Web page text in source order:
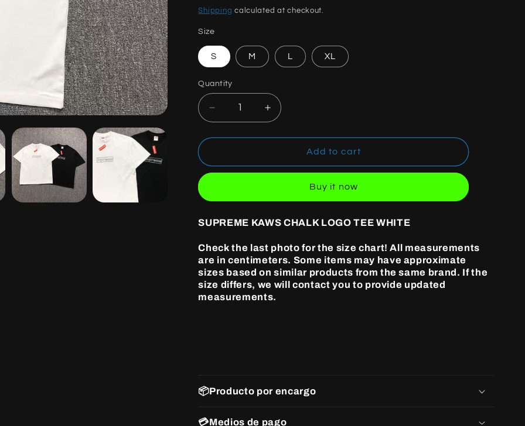
Shipping calculated at checkout.
Size
S M L XL
Quantity
Quantity
Decrease
quantity
for
KAWS
TEE
WHITE
Increase
quantity
for
SUPREME
KAWS
TEE
WHITE
Add to cart
Buy it now
SUPREME KAWS CHALK LOGO TEE WHITE
Check the last photo for the size chart! All measurements
are in centimeters. Some items may have approximate
sizes based on similar products from the same brand. If the
size differs, we will contact you to provide updated
measurements.
📦Producto por encargo
💳Medios de pago